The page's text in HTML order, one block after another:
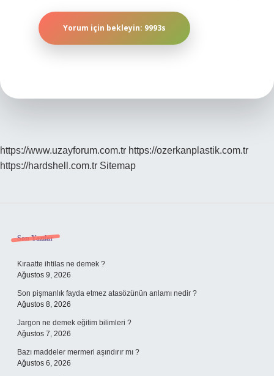
https://www.uzayforum.com.tr https://ozerkanplastik.com.tr
https://hardshell.com.tr Sitemap
Sidebar
Son Yazılar
Kıraatte ihtilas ne demek ?
Ağustos 9, 2026
Son pişmanlık fayda etmez atasözünün anlamı nedir ?
Ağustos 8, 2026
Jargon ne demek eğitim bilimleri ?
Ağustos 7, 2026
Bazı maddeler mermeri aşındırır mı ?
Ağustos 6, 2026